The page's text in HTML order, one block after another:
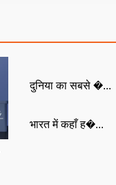
दुनिया का सबसे �...
भारत में कहाँ ह�...